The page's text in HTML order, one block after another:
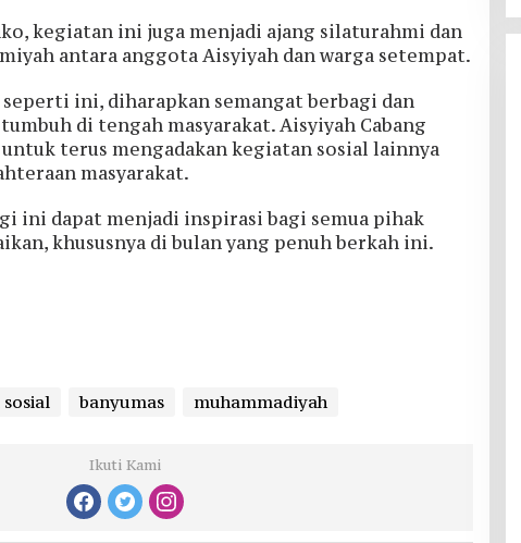
kegiatan ini juga menjadi ajang silaturahmi dan
antara anggota Aisyiyah dan warga setempat.
ini, diharapkan semangat berbagi dan
di tengah masyarakat. Aisyiyah Cabang
terus mengadakan kegiatan sosial lainnya
masyarakat.
ini dapat menjadi inspirasi bagi semua pihak
khususnya di bulan yang penuh berkah ini.
banyumas muhammadiyah
Ikuti Kami